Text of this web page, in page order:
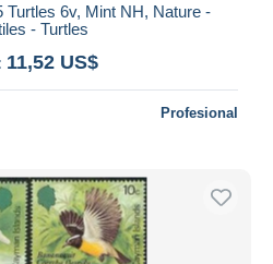
6v, Mint NH, Nature -
- Turtles
11,52 US$
Profesional